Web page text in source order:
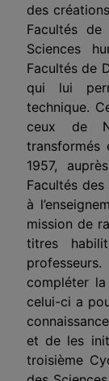
des
Facultés
Sciences
Facultés de
qui lui
technique.
ceux de
transformés
1957,
Facultés
à
mission de
titres
compléter
celui-ci a
et de les
troisième